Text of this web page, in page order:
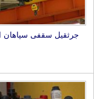
جرثقیل سقفی سپاهان